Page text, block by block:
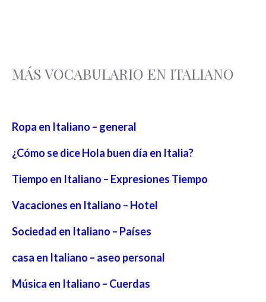
MÁS VOCABULARIO EN ITALIANO
Ropa en Italiano – general
¿Cómo se dice Hola buen día en Italia?
Tiempo en Italiano – Expresiones Tiempo
Vacaciones en Italiano – Hotel
Sociedad en Italiano – Países
casa en Italiano – aseo personal
Música en Italiano – Cuerdas